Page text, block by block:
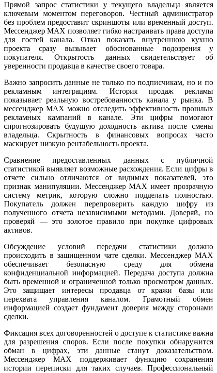
Прямой запрос статистики у текущего владельца является
ключевым моментом переговоров. Честный администратор
без проблем предоставит скриншоты или временный доступ.
Мессенджер MAX позволяет гибко настраивать права доступа
для гостей канала. Отказ показать внутреннюю кухню
проекта сразу вызывает обоснованные подозрения у
покупателя. Открытость данных свидетельствует об
уверенности продавца в качестве своего товара.
Важно запросить данные не только по подписчикам, но и по
рекламным интеграциям. История продаж рекламы
показывает реальную востребованность канала у рынка. В
мессенджер MAX можно отследить эффективность прошлых
рекламных кампаний в канале. Эти цифры помогают
спрогнозировать будущую доходность актива после смены
владельца. Скрытность в финансовых вопросах часто
маскирует низкую рентабельность проекта.
Сравнение предоставленных данных с публичной
статистикой выявляет возможные расхождения. Если цифры в
отчете сильно отличаются от видимых показателей, это
признак манипуляции. Мессенджер MAX имеет прозрачную
систему метрик, которую сложно подделать полностью.
Покупатель должен перепроверить каждую цифру из
полученного отчета независимыми методами. Доверяй, но
проверяй — это золотое правило при покупке цифровых
активов.
Обсуждение условий передачи статистики должно
происходить в защищенном чате сделки. Мессенджер MAX
обеспечивает безопасную среду для обмена
конфиденциальной информацией. Передача доступа должна
быть временной и ограниченной только просмотром данных.
Это защищает интересы продавца от кражи базы или
перехвата управления каналом. Грамотный обмен
информацией создает фундамент доверия между сторонами
сделки.
Фиксация всех договоренностей о доступе к статистике важна
для разрешения споров. Если после покупки обнаружится
обман в цифрах, эти данные станут доказательством.
Мессенджер MAX поддерживает функцию сохранения
истории переписки для таких случаев. Профессиональный